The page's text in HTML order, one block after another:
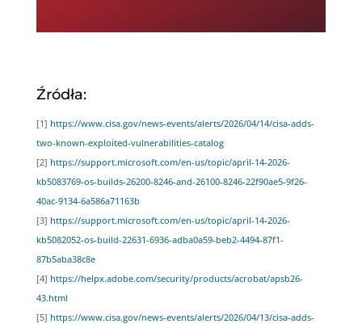
Źródła:
[1] https://www.cisa.gov/news-events/alerts/2026/04/14/cisa-adds-
two-known-exploited-vulnerabilities-catalog
[2] https://support.microsoft.com/en-us/topic/april-14-2026-
kb5083769-os-builds-26200-8246-and-26100-8246-22f90ae5-9f26-
40ac-9134-6a586a71163b
[3] https://support.microsoft.com/en-us/topic/april-14-2026-
kb5082052-os-build-22631-6936-adba0a59-beb2-4494-87f1-
87b5aba38c8e
[4] https://helpx.adobe.com/security/products/acrobat/apsb26-
43.html
[5] https://www.cisa.gov/news-events/alerts/2026/04/13/cisa-adds-